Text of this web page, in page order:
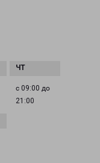
с 09:00 до
21:00